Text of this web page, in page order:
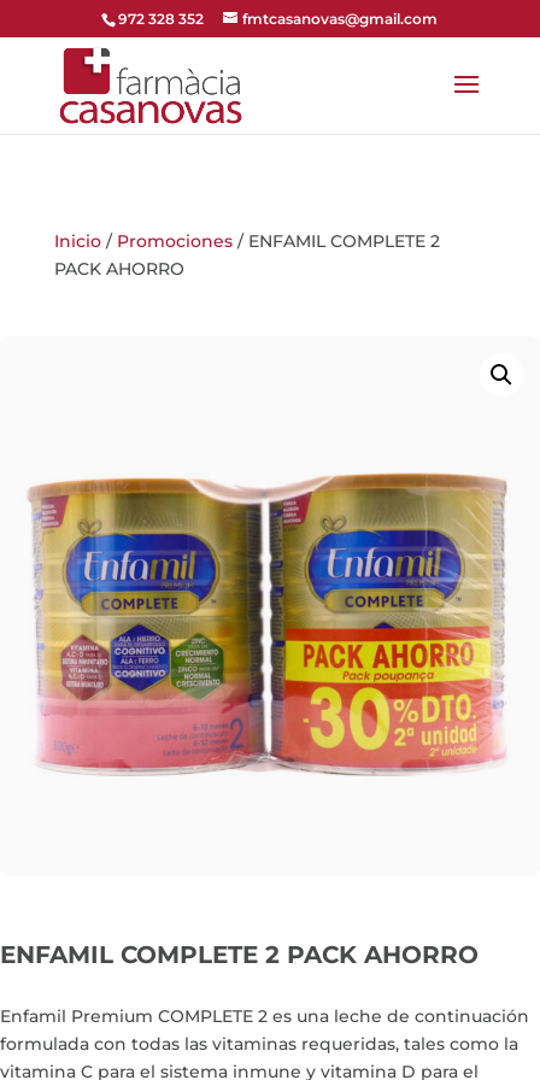
972 328 352 fmtcasanovas@gmail.com
Inicio/ Promociones/ ENFAMIL COMPLETE 2
PACK AHORRO
ENFAMIL COMPLETE 2 PACK AHORRO
Enfamil Premium COMPLETE 2 es una leche de continuación
formulada con todas las vitaminas requeridas, tales como la
vitamina C para el sistema inmune y vitamina D para el